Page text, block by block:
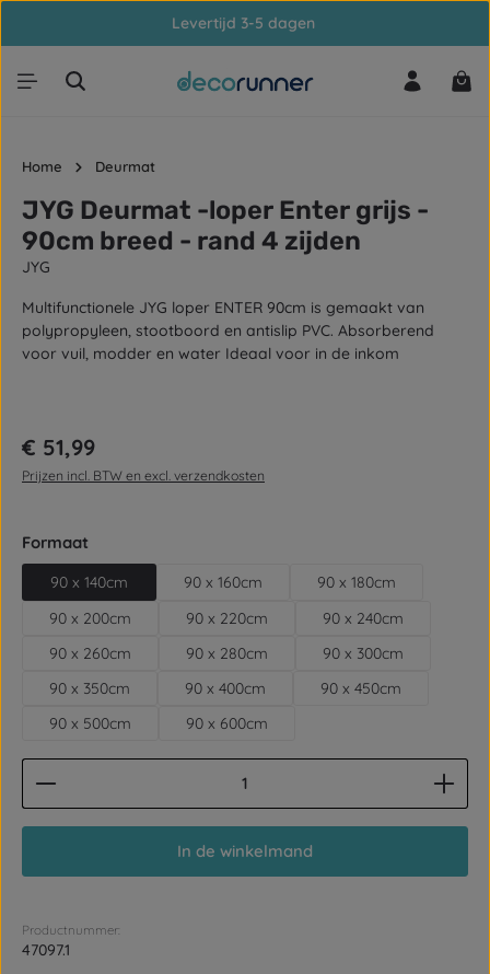
Ga naar de hoofdinhoudLevertijd 3-5 dagen
Home Deurmat
JYG Deurmat -loper Enter grijs -
90cm breed - rand 4 zijden
JYG
Multifunctionele JYG loper ENTER 90cm is gemaakt van
polypropyleen, stootboord en antislip PVC. Absorberend
voor vuil, modder en water Ideaal voor in de inkom
Normale prijs:
€ 51,99
Prijzen incl. BTW en excl. verzendkosten
Selecteer
Formaat
90 x 140cm 90 x 160cm
90 x 180cm
90 x 200cm
90 x 220cm
90 x 240cm
90 x 260cm
90 x 280cm
90 x 300cm
90 x 350cm
90 x 400cm
90 x 450cm
90 x 500cm
90 x 600cm
Producthoeveelheid: Voer de gewenste
In de winkelmand
Productnummer:
47097.1